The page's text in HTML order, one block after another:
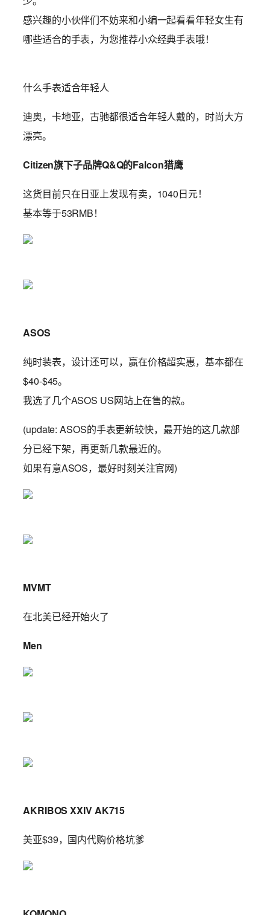
感兴趣的小伙伴们不妨来和小编一起看看年轻女生有
哪些适合的手表，为您推荐小众经典手表哦！
什么手表适合年轻人
迪奥，卡地亚，古驰都很适合年轻人戴的，时尚大方
漂亮。
Citizen旗下子品牌Q&Q的Falcon猎鹰
这货目前只在日亚上发现有卖，1040日元！
基本等于53RMB！
ASOS
纯时装表，设计还可以，赢在价格超实惠，基本都在
$40-$45。
我选了几个ASOS US网站上在售的款。
(update: ASOS的手表更新较快，最开始的这几款部
分已经下架，再更新几款最近的。
如果有意ASOS，最好时刻关注官网)
MVMT
在北美已经开始火了
Men
AKRIBOS XXIV AK715
美亚$39，国内代购价格坑爹